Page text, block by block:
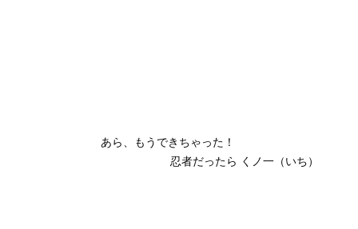
あら、もうできちゃった！
忍者だったら くノ一（いち）